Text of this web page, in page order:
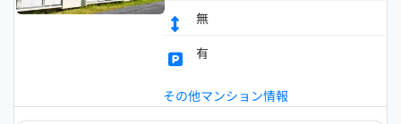
無
有
その他マンション情報